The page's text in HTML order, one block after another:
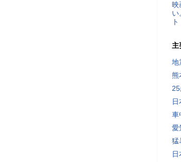
映
い
ト
主
地
熊
車
愛
猛